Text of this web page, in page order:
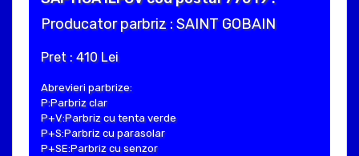
Producator parbriz : SAINT GOBAIN
Pret : 410 Lei
Abrevieri parbrize:
P:Parbriz clar
P+V:Parbriz cu tenta verde
P+S:Parbriz cu parasolar
P+SE:Parbriz cu senzor